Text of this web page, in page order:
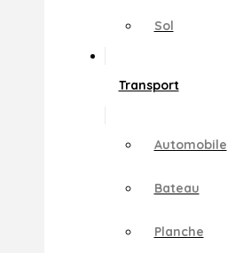
Sol
Transport
Automobile
Bateau
Planche